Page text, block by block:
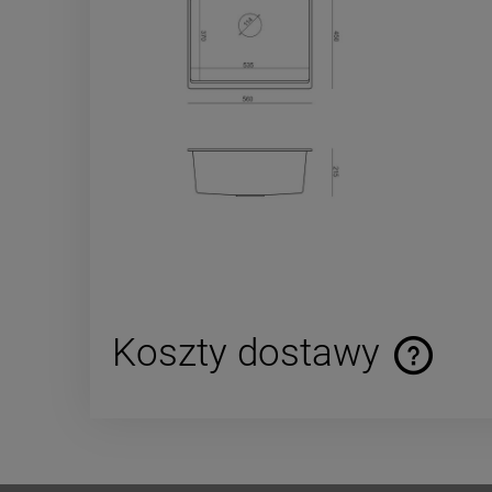
Koszty dostawy